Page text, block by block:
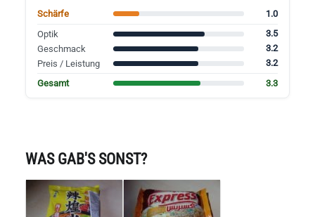
Schärfe
1.0
Optik
3.5
Geschmack
3.2
Preis / Leistung
3.2
Gesamt
3.3
WAS GAB'S SONST?